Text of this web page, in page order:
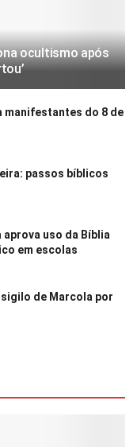
ocultismo após
manifestantes do 8 de
passos bíblicos
aprova uso da Bíblia
em escolas
de Marcola por